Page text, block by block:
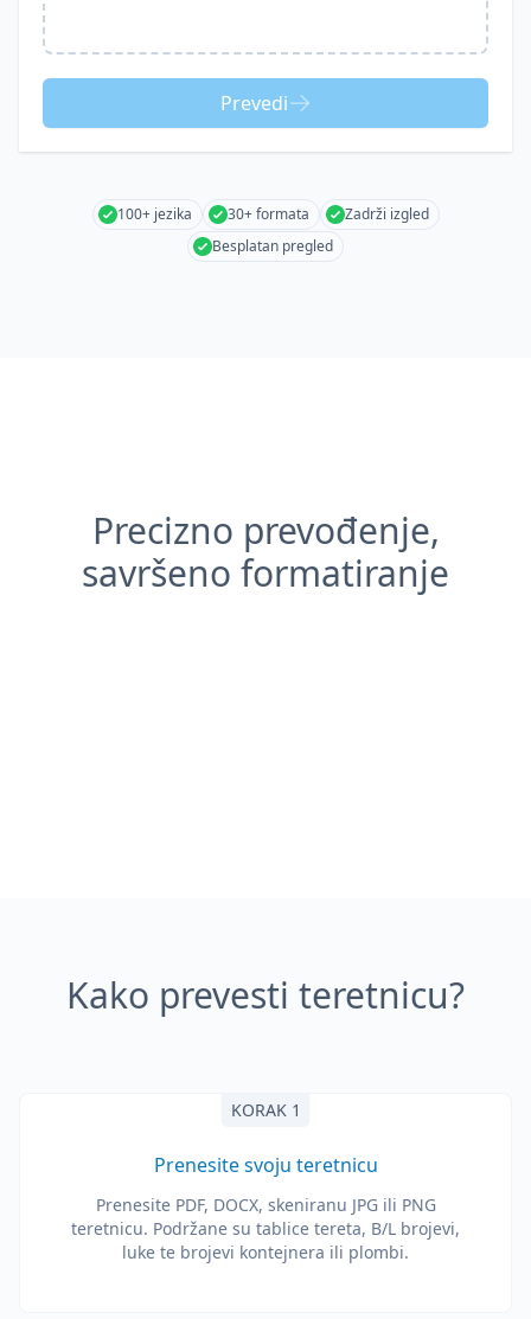
Prevedi
100+ jezika 30+ formata
Zadrži izgled
Besplatan pregled
Precizno prevođenje,
savršeno formatiranje
Kako prevesti teretnicu?
KORAK 1
Prenesite svoju teretnicu
Prenesite PDF, DOCX, skeniranu JPG ili PNG
teretnicu. Podržane su tablice tereta, B/L brojevi,
luke te brojevi kontejnera ili plombi.